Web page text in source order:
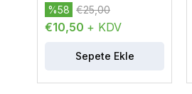
€10,50 + KDV
%58 €25,00
Sepete Ekle